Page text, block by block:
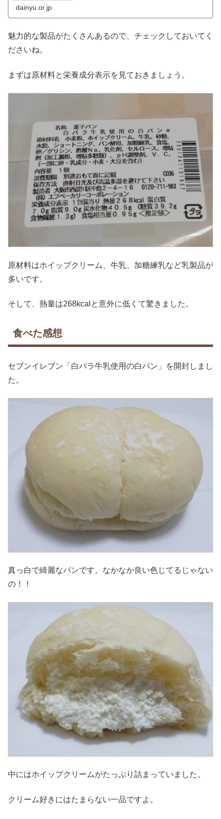
dainyu.or.jp
魅力的な製品がたくさんあるので、チェックしておいてく
ださいね。
まずは原材料と栄養成分表示を見ておきましょう。
原材料はホイップクリーム、牛乳、加糖練乳など乳製品が
多いです。
そして、熱量は268kcalと意外に低くて驚きました。
食べた感想
セブンイレブン「白バラ牛乳使用の白パン」を開封しまし
た。
真っ白で綺麗なパンです。なかなか良い色じてるじゃない
の！！
中にはホイップクリームがたっぷり詰まっていました。
クリーム好きにはたまらない一品ですよ。